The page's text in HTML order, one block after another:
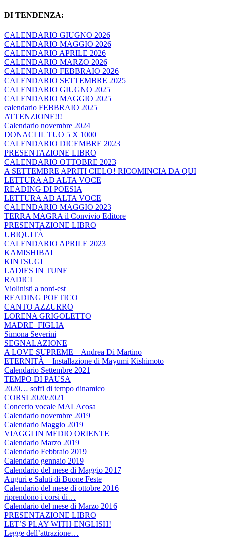
DI TENDENZA:
CALENDARIO GIUGNO 2026
CALENDARIO MAGGIO 2026
CALENDARIO APRILE 2026
CALENDARIO MARZO 2026
CALENDARIO FEBBRAIO 2026
CALENDARIO SETTEMBRE 2025
CALENDARIO GIUGNO 2025
CALENDARIO MAGGIO 2025
calendario FEBBRAIO 2025
ATTENZIONE!!!
Calendario novembre 2024
DONACI IL TUO 5 X 1000
CALENDARIO DICEMBRE 2023
PRESENTAZIONE LIBRO
CALENDARIO OTTOBRE 2023
A SETTEMBRE APRITI CIELO! RICOMINCIA DA QUI
LETTURA AD ALTA VOCE
READING DI POESIA
LETTURA AD ALTA VOCE
CALENDARIO MAGGIO 2023
TERRA MAGRA il Convivio Editore
PRESENTAZIONE LIBRO
UBIQUITÀ
CALENDARIO APRILE 2023
KAMISHIBAI
KINTSUGI
LADIES IN TUNE
RADICI
Violinisti a nord-est
READING POETICO
CANTO AZZURRO
LORENA GRIGOLETTO
MADRE_FIGLIA
Simona Severini
SEGNALAZIONE
A LOVE SUPREME – Andrea Di Martino
ETERNITÀ – Installazione di Mayumi Kishimoto
Calendario Settembre 2021
TEMPO DI PAUSA
2020… soffi di tempo dinamico
CORSI 2020/2021
Concerto vocale MALAcosa
Calendario novembre 2019
Calendario Maggio 2019
VIAGGI IN MEDIO ORIENTE
Calendario Marzo 2019
Calendario Febbraio 2019
Calendario gennaio 2019
Calendario del mese di Maggio 2017
Auguri e Saluti di Buone Feste
Calendario del mese di ottobre 2016
riprendono i corsi di…
Calendario del mese di Marzo 2016
PRESENTAZIONE LIBRO
LET’S PLAY WITH ENGLISH!
Legge dell’attrazione…